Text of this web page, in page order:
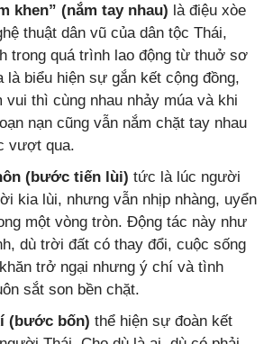
khen” (nắm tay nhau) là điệu xòe
thuật dân vũ của dân tộc Thái,
trong quá trình lao động từ thuở sơ
là biểu hiện sự gắn kết cộng đồng,
vui thì cùng nhau nhảy múa và khi
nạn cũng vẫn nắm chặt tay nhau
vượt qua.
(bước tiến lùi) tức là lúc người
kia lùi, nhưng vẫn nhịp nhàng, uyển
một vòng tròn. Động tác này như
dù trời đất có thay đổi, cuộc sống
trở ngại nhưng ý chí và tình
sắt son bền chặt.
(bước bốn) thể hiện sự đoàn kết